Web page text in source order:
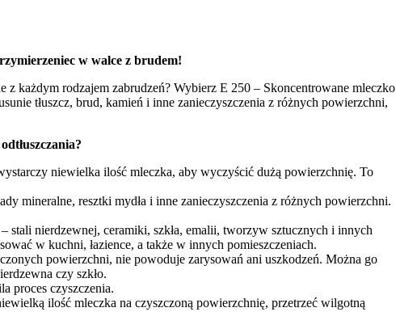
w walce z brudem!
z każdym rodzajem zabrudzeń? Wybierz E 250 – Skoncentrowane mleczko
tłuszcz, brud, kamień i inne zanieczyszczenia z różnych powierzchni,
niewielka ilość mleczka, aby wyczyścić dużą powierzchnię. To
mineralne, resztki mydła i inne zanieczyszczenia z różnych powierzchni.
stali nierdzewnej, ceramiki, szkła, emalii, tworzyw sztucznych i innych
w kuchni, łazience, a także w innych pomieszczeniach.
powierzchni, nie powoduje zarysowań ani uszkodzeń. Można go
czy szkło.
proces czyszczenia.
ilość mleczka na czyszczoną powierzchnię, przetrzeć wilgotną